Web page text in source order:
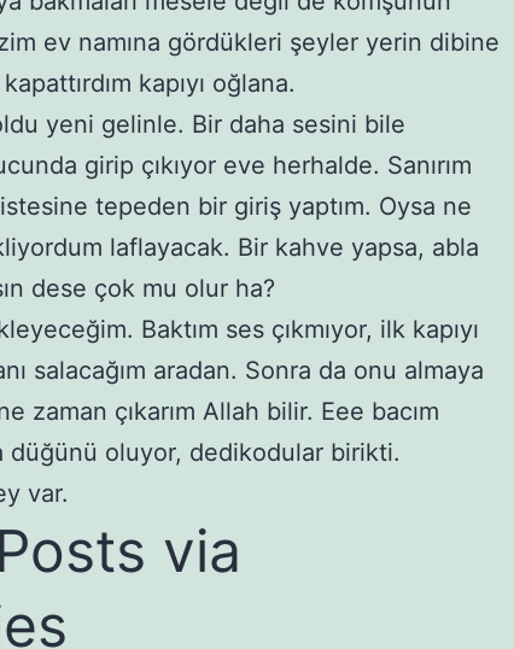
ev namına gördükleri şeyler yerin dibine
kapıyı oğlana.
yeni gelinle. Bir daha sesini bile
girip çıkıyor eve herhalde. Sanırım
tepeden bir giriş yaptım. Oysa ne
laflayacak. Bir kahve yapsa, abla
dese çok mu olur ha?
Baktım ses çıkmıyor, ilk kapıyı
salacağım aradan. Sonra da onu almaya
zaman çıkarım Allah bilir. Eee bacım
düğünü oluyor, dedikodular birikti.
var.
via